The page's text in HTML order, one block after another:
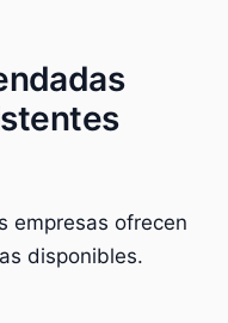
empresas ofrecen
disponibles.